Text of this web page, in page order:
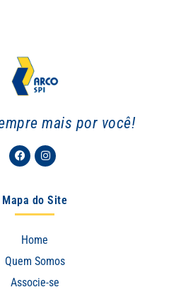
mais por você!
FacebookInstagram
Mapa do Site
Home
Quem Somos
Associe-se